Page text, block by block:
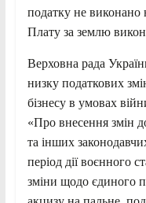
податку не виконано
Плату за землю
Верховна рада
низку податкових
бізнесу в умовах
«Про внесення змін
та інших
період дії воєнного
зміни щодо єдиного